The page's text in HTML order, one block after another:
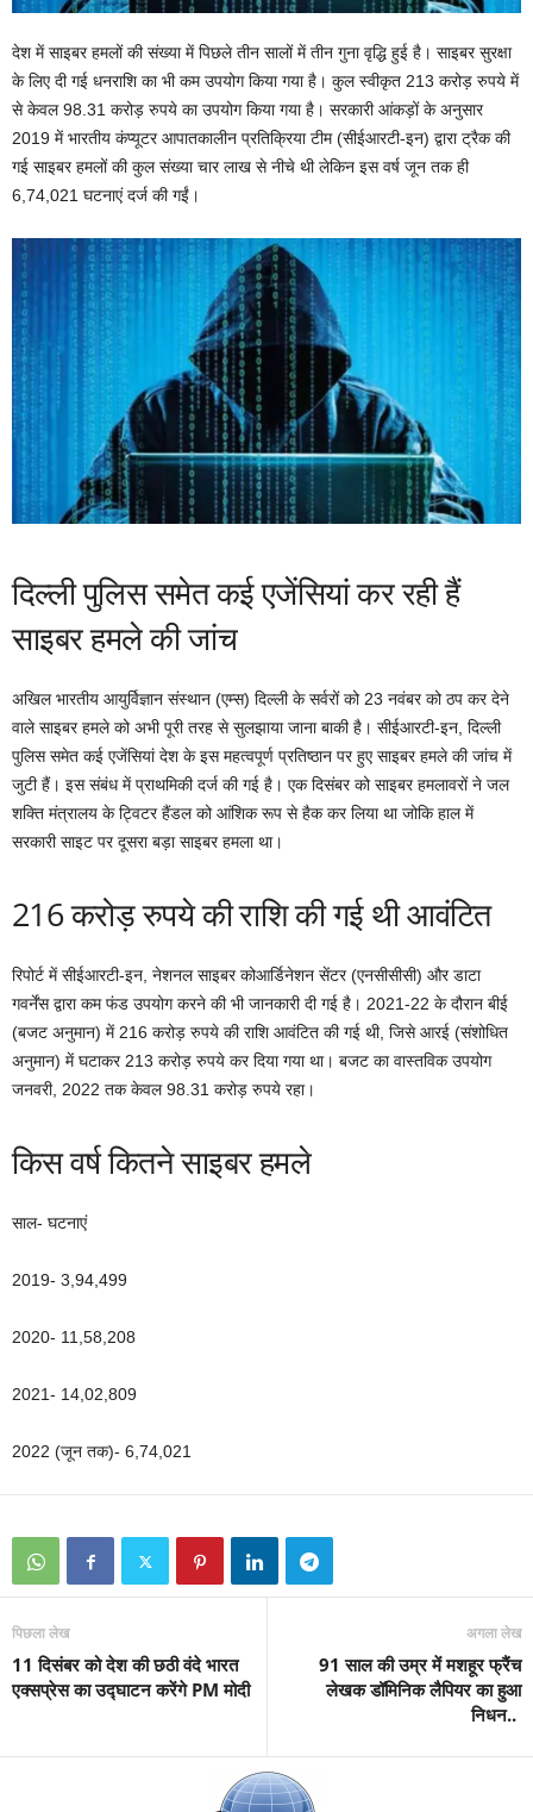
देश में साइबर हमलों की संख्या में पिछले तीन सालों में तीन गुना वृद्धि हुई है। साइबर सुरक्षा
के लिए दी गई धनराशि का भी कम उपयोग किया गया है। कुल स्वीकृत 213 करोड़ रुपये में
से केवल 98.31 करोड़ रुपये का उपयोग किया गया है। सरकारी आंकड़ों के अनुसार
2019 में भारतीय कंप्यूटर आपातकालीन प्रतिक्रिया टीम (सीईआरटी-इन) द्वारा ट्रैक की
गई साइबर हमलों की कुल संख्या चार लाख से नीचे थी लेकिन इस वर्ष जून तक ही
6,74,021 घटनाएं दर्ज की गईं।
दिल्ली पुलिस समेत कई एजेंसियां कर रही हैं
साइबर हमले की जांच
अखिल भारतीय आयुर्विज्ञान संस्थान (एम्स) दिल्ली के सर्वरों को 23 नवंबर को ठप कर देने
वाले साइबर हमले को अभी पूरी तरह से सुलझाया जाना बाकी है। सीईआरटी-इन, दिल्ली
पुलिस समेत कई एजेंसियां देश के इस महत्वपूर्ण प्रतिष्ठान पर हुए साइबर हमले की जांच में
जुटी हैं। इस संबंध में प्राथमिकी दर्ज की गई है। एक दिसंबर को साइबर हमलावरों ने जल
शक्ति मंत्रालय के ट्विटर हैंडल को आंशिक रूप से हैक कर लिया था जोकि हाल में
सरकारी साइट पर दूसरा बड़ा साइबर हमला था।
216 करोड़ रुपये की राशि की गई थी आवंटित
रिपोर्ट में सीईआरटी-इन, नेशनल साइबर कोआर्डिनेशन सेंटर (एनसीसीसी) और डाटा
गवर्नेंस द्वारा कम फंड उपयोग करने की भी जानकारी दी गई है। 2021-22 के दौरान बीई
(बजट अनुमान) में 216 करोड़ रुपये की राशि आवंटित की गई थी, जिसे आरई (संशोधित
अनुमान) में घटाकर 213 करोड़ रुपये कर दिया गया था। बजट का वास्तविक उपयोग
जनवरी, 2022 तक केवल 98.31 करोड़ रुपये रहा।
किस वर्ष कितने साइबर हमले
साल- घटनाएं
2019- 3,94,499
2020- 11,58,208
2021- 14,02,809
2022 (जून तक)- 6,74,021
पिछला लेख
11 दिसंबर को देश की छठी वंदे भारत
एक्सप्रेस का उद्घाटन करेंगे PM मोदी
अगला लेख
91 साल की उम्र में मशहूर फ्रैंच
लेखक डॉमिनिक लैपियर का हुआ
निधन..